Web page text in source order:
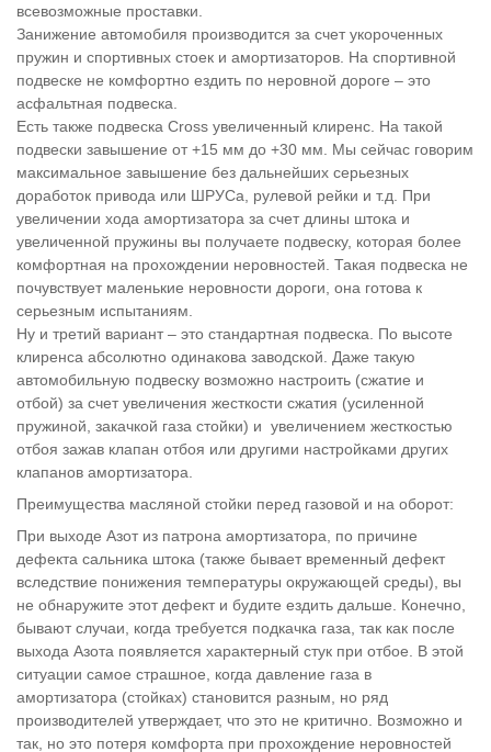
всевозможные проставки.
Занижение автомобиля производится за счет укороченных
пружин и спортивных стоек и амортизаторов. На спортивной
подвеске не комфортно ездить по неровной дороге – это
асфальтная подвеска.
Есть также подвеска Cross увеличенный клиренс. На такой
подвески завышение от +15 мм до +30 мм. Мы сейчас говорим
максимальное завышение без дальнейших серьезных
доработок привода или ШРУСа, рулевой рейки и т.д. При
увеличении хода амортизатора за счет длины штока и
увеличенной пружины вы получаете подвеску, которая более
комфортная на прохождении неровностей. Такая подвеска не
почувствует маленькие неровности дороги, она готова к
серьезным испытаниям.
Ну и третий вариант – это стандартная подвеска. По высоте
клиренса абсолютно одинакова заводской. Даже такую
автомобильную подвеску возможно настроить (сжатие и
отбой) за счет увеличения жесткости сжатия (усиленной
пружиной, закачкой газа стойки) и увеличением жесткостью
отбоя зажав клапан отбоя или другими настройками других
клапанов амортизатора.
Преимущества масляной стойки перед газовой и на оборот:
При выходе Азот из патрона амортизатора, по причине
дефекта сальника штока (также бывает временный дефект
вследствие понижения температуры окружающей среды), вы
не обнаружите этот дефект и будите ездить дальше. Конечно,
бывают случаи, когда требуется подкачка газа, так как после
выхода Азота появляется характерный стук при отбое. В этой
ситуации самое страшное, когда давление газа в
амортизатора (стойках) становится разным, но ряд
производителей утверждает, что это не критично. Возможно и
так, но это потеря комфорта при прохождение неровностей